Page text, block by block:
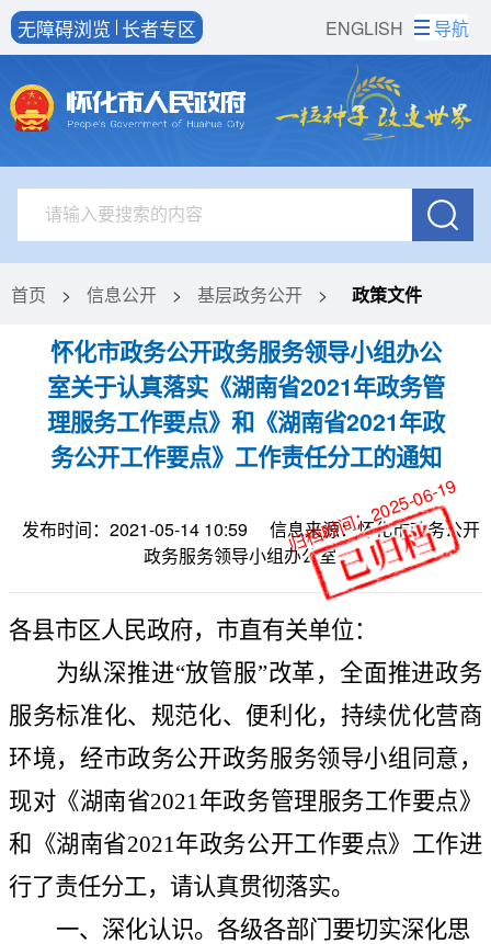
ENGLISH
无障碍浏览 长者专区 导航
首页 > 信息公开 > 基层政务公开 > 政策文件
怀化市政务公开政务服务领导小组办公
室关于认真落实《湖南省2021年政务管
理服务工作要点》和《湖南省2021年政
务公开工作要点》工作责任分工的通知
发布时间：2021-05-14 10:59
信息来源：怀化市政务公开
政务服务领导小组办公室
各县市区人民政府，市直有关单位：
为纵深推进“放管服”改革，全面推进政务
服务标准化、规范化、便利化，持续优化营商
环境，经市政务公开政务服务领导小组同意，
现对《湖南省2021 年政务管理服务工作要点》
和《湖南省2021 年政务公开工作要点》工作进
行了责任分工，请认真贯彻落实。
一、深化认识。 各级各部门要切实深化思
归档时间：2025-06-19